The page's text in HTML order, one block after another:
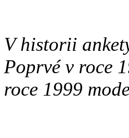
V historii
Poprvé v roce
roce 1999